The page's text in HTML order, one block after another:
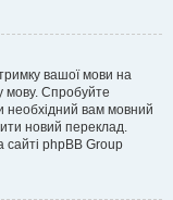
вашої мови на
мову. Спробуйте
необхідний вам мовний
новий переклад.
phpBB Group